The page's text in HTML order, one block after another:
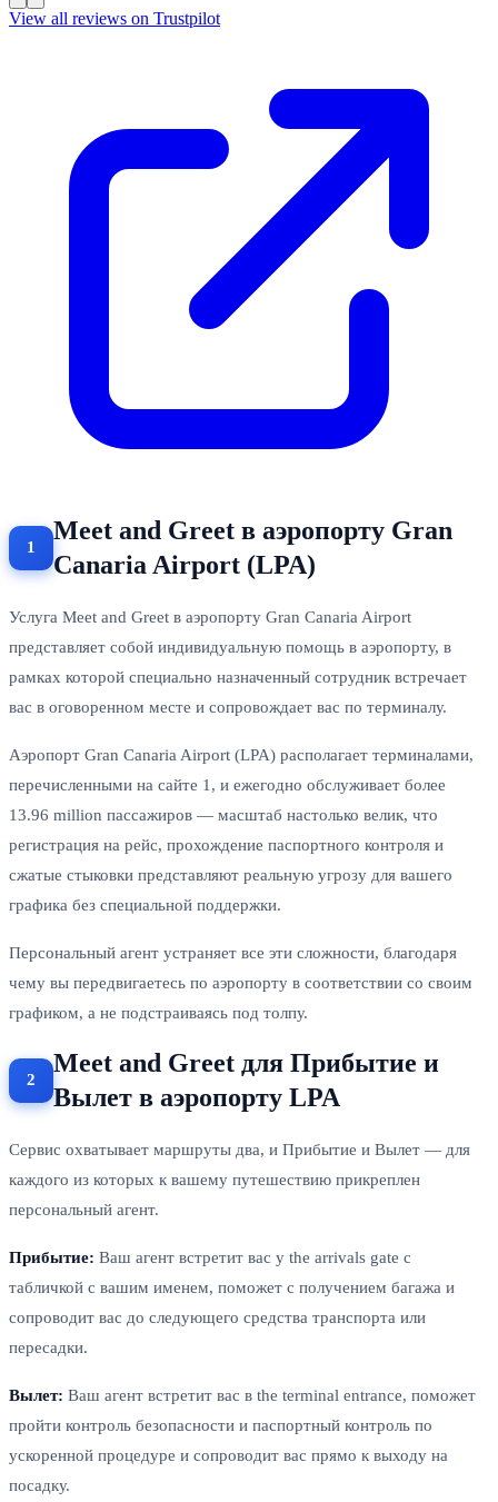
View all reviews on Trustpilot
Meet and Greet в аэропорту Gran
Canaria Airport (LPA)
Услуга Meet and Greet в аэропорту Gran Canaria Airport
представляет собой индивидуальную помощь в аэропорту, в
рамках которой специально назначенный сотрудник встречает
вас в оговоренном месте и сопровождает вас по терминалу.
Аэропорт Gran Canaria Airport (LPA) располагает терминалами,
перечисленными на сайте 1, и ежегодно обслуживает более
13.96 million пассажиров — масштаб настолько велик, что
регистрация на рейс, прохождение паспортного контроля и
сжатые стыковки представляют реальную угрозу для вашего
графика без специальной поддержки.
Персональный агент устраняет все эти сложности, благодаря
чему вы передвигаетесь по аэропорту в соответствии со своим
графиком, а не подстраиваясь под толпу.
Meet and Greet для Прибытие и
Вылет в аэропорту LPA
Сервис охватывает маршруты два, и Прибытие и Вылет — для
каждого из которых к вашему путешествию прикреплен
персональный агент.
Прибытие: Ваш агент встретит вас у the arrivals gate с
табличкой с вашим именем, поможет с получением багажа и
сопроводит вас до следующего средства транспорта или
пересадки.
Вылет: Ваш агент встретит вас в the terminal entrance, поможет
пройти контроль безопасности и паспортный контроль по
ускоренной процедуре и сопроводит вас прямо к выходу на
посадку.